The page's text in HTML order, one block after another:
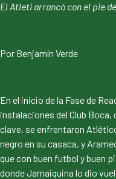
El Atleti arrancó con el pie
Por Benjamín Verde
En el inicio de la Fase de
instalaciones del Club
clave, se enfrentaron
negro en su casaca, y
que con buen futbol y buen
donde Jamaiquina lo dio